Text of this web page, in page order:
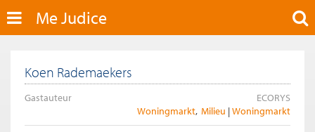
Me Judice
Koen Rademaekers
Gastauteur
ECORYS
Woningmarkt Milieu Woningmarkt